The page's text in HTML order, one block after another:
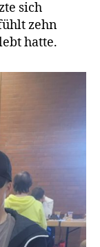
sich
zehn
hatte.